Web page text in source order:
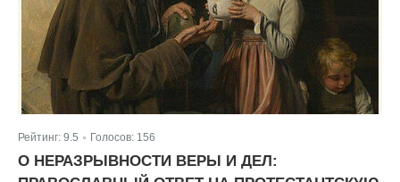
Рейтинг: 9.5 Голосов: 156
О НЕРАЗРЫВНОСТИ ВЕРЫ И ДЕЛ: